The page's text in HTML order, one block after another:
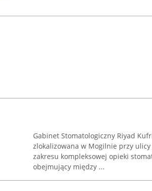
Gabinet Stomatologiczny Riyad
zlokalizowana w Mogilnie przy
zakresu kompleksowej opieki
obejmujący między ...